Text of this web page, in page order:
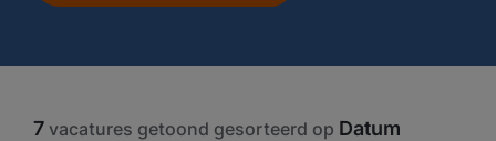
7 vacatures getoond gesorteerd op Datum